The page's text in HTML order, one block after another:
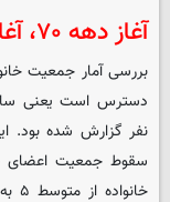
آغاز دهه ۷۰، آغاز کوچک شدن خانواده ایرانی
بررسی آمار جمعیت
سقوط جمعیت اعضای